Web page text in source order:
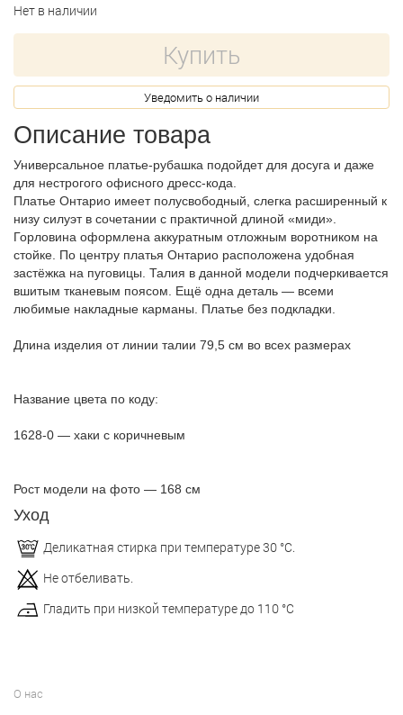
Нет в наличии
Купить
Уведомить о наличии
Описание товара
Универсальное платье-рубашка подойдет для досуга и даже
для нестрогого офисного дресс-кода.
Платье Онтарио имеет полусвободный, слегка расширенный к
низу силуэт в сочетании с практичной длиной «миди».
Горловина оформлена аккуратным отложным воротником на
стойке. По центру платья Онтарио расположена удобная
застёжка на пуговицы. Талия в данной модели подчеркивается
вшитым тканевым поясом. Ещё одна деталь — всеми
любимые накладные карманы. Платье без подкладки.
Длина изделия от линии талии 79,5 см во всех размерах
Название цвета по коду:
1628-0 — хаки с коричневым
Рост модели на фото — 168 см
Уход
Деликатная стирка при температуре 30 °С.
Не отбеливать.
Гладить при низкой температуре до 110 °С
О нас